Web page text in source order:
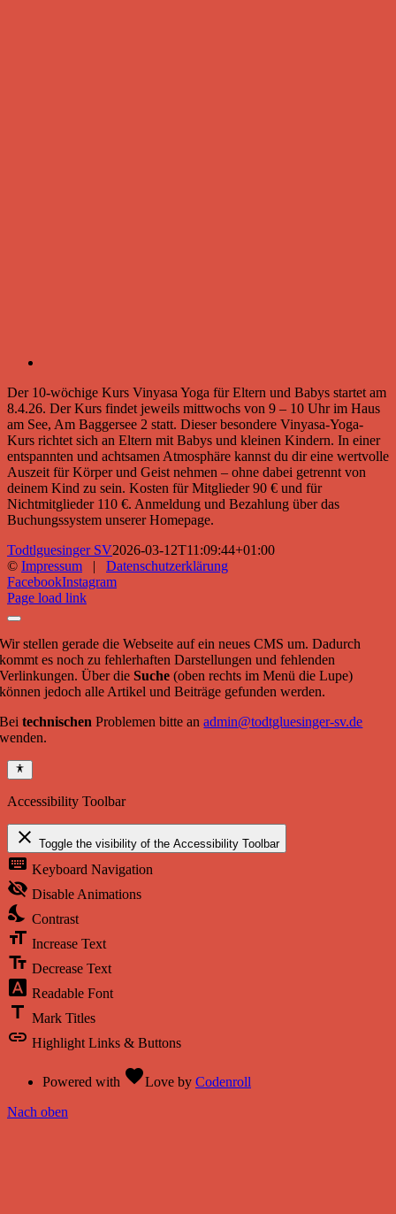
Der 10-wöchige Kurs Vinyasa Yoga für Eltern und Babys startet am
8.4.26. Der Kurs findet jeweils mittwochs von 9 – 10 Uhr im Haus
am See, Am Baggersee 2 statt. Dieser besondere Vinyasa-Yoga-
Kurs richtet sich an Eltern mit Babys und kleinen Kindern. In einer
entspannten und achtsamen Atmosphäre kannst du dir eine wertvolle
Auszeit für Körper und Geist nehmen – ohne dabei getrennt von
deinem Kind zu sein. Kosten für Mitglieder 90 € und für
Nichtmitglieder 110 €. Anmeldung und Bezahlung über das
Buchungssystem unserer Homepage.
Todtlguesinger SV2026-03-12T11:09:44+01:00
© Impressum | Datenschutzerklärung
FacebookInstagram
Page load link
Wir stellen gerade die Webseite auf ein neues CMS um. Dadurch
kommt es noch zu fehlerhaften Darstellungen und fehlenden
Verlinkungen. Über dieSuche (oben rechts im Menü die Lupe)
können jedoch alle Artikel und Beiträge gefunden werden.
Beitechnischen Problemen bitte anadmin@todtgluesinger-sv.de
wenden.
Accessibility Toolbar
close Toggle the visibility of the Accessibility Toolbar
keyboard Keyboard Navigation
visibility_off Disable Animations
nights_stay Contrast
format_size Increase Text
text_fields Decrease Text
font_download Readable Font
title Mark Titles
link Highlight Links & Buttons
Powered with favoriteLove by Codenroll
Nach oben